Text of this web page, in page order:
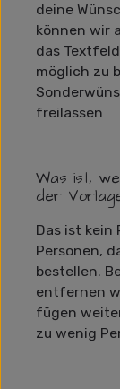
deine
können wir
das
möglich zu
freilassen
Was ist,
der
Das ist kein
Personen,
bestellen.
entfernen
fügen
zu wenig